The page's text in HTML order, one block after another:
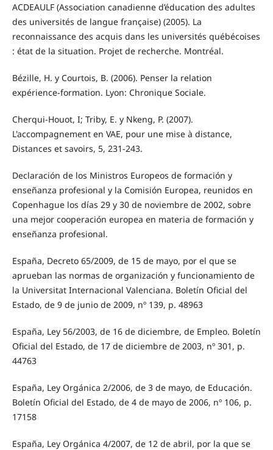
ACDEAULF (Association canadienne d’éducation des adultes
des universités de langue française) (2005). La
reconnaissance des acquis dans les universités québécoises
: état de la situation. Projet de recherche. Montréal.
Bézille, H. y Courtois, B. (2006). Penser la relation
expérience-formation. Lyon: Chronique Sociale.
Cherqui-Houot, I; Triby, E. y Nkeng, P. (2007).
L'accompagnement en VAE, pour une mise à distance,
Distances et savoirs, 5, 231-243.
Declaración de los Ministros Europeos de formación y
enseñanza profesional y la Comisión Europea, reunidos en
Copenhague los días 29 y 30 de noviembre de 2002, sobre
una mejor cooperación europea en materia de formación y
enseñanza profesional.
España, Decreto 65/2009, de 15 de mayo, por el que se
aprueban las normas de organización y funcionamiento de
la Universitat Internacional Valenciana. Boletín Oficial del
Estado, de 9 de junio de 2009, nº 139, p. 48963
España, Ley 56/2003, de 16 de diciembre, de Empleo. Boletín
Oficial del Estado, de 17 de diciembre de 2003, nº 301, p.
44763
España, Ley Orgánica 2/2006, de 3 de mayo, de Educación.
Boletín Oficial del Estado, de 4 de mayo de 2006, nº 106, p.
17158
España, Ley Orgánica 4/2007, de 12 de abril, por la que se